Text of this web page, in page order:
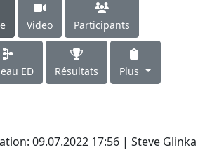
Video Participants
ED Résultats Plus
09.07.2022 17:56 | Steve Glinka